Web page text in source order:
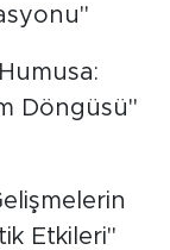
Döngüsü"
Etkileri"